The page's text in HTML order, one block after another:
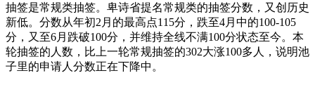
抽签是常规类抽签。卑诗省提名常规类的抽签分数，又创历史
新低。分数从年初2月的最高点115分，跌至4月中的100-105
分，又至6月跌破100分，并维持全线不满100分状态至今。本
轮抽签的人数，比上一轮常规抽签的302大涨100多人，说明池
子里的申请人分数正在下降中。